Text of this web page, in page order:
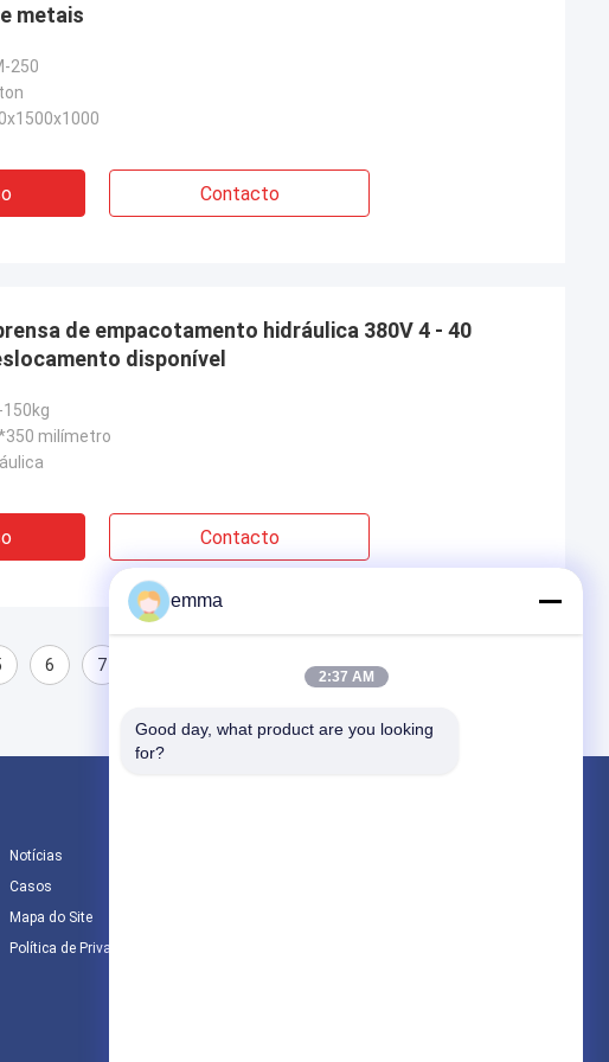
metais
250
Contacto
de empacotamento hidráulica 380V 4 - 40
disponível
150kg
milímetro
Contacto
6 7
Notícias
Casos
Mapa do Site
Política de Privacidade
emma
2:37 AM
Good day, what product are you looking
for?